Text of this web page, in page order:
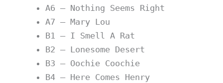
A6 – Nothing Seems Right
A7 – Mary Lou
B1 – I Smell A Rat
B2 – Lonesome Desert
B3 – Oochie Coochie
B4 – Here Comes Henry